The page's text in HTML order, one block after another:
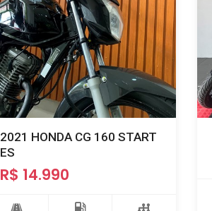
2021 HONDA CG 160 START
ES
R$ 14.990